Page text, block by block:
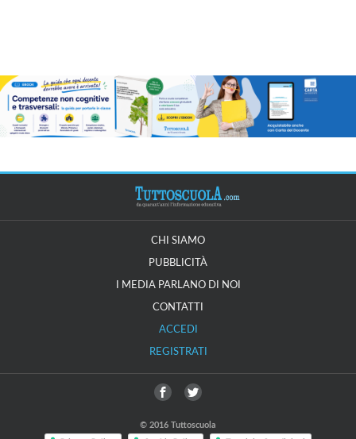
CHI SIAMO
PUBBLICITÀ
I MEDIA PARLANO DI NOI
CONTATTI
ACCEDI
REGISTRATI
© 2016 Tuttoscuola